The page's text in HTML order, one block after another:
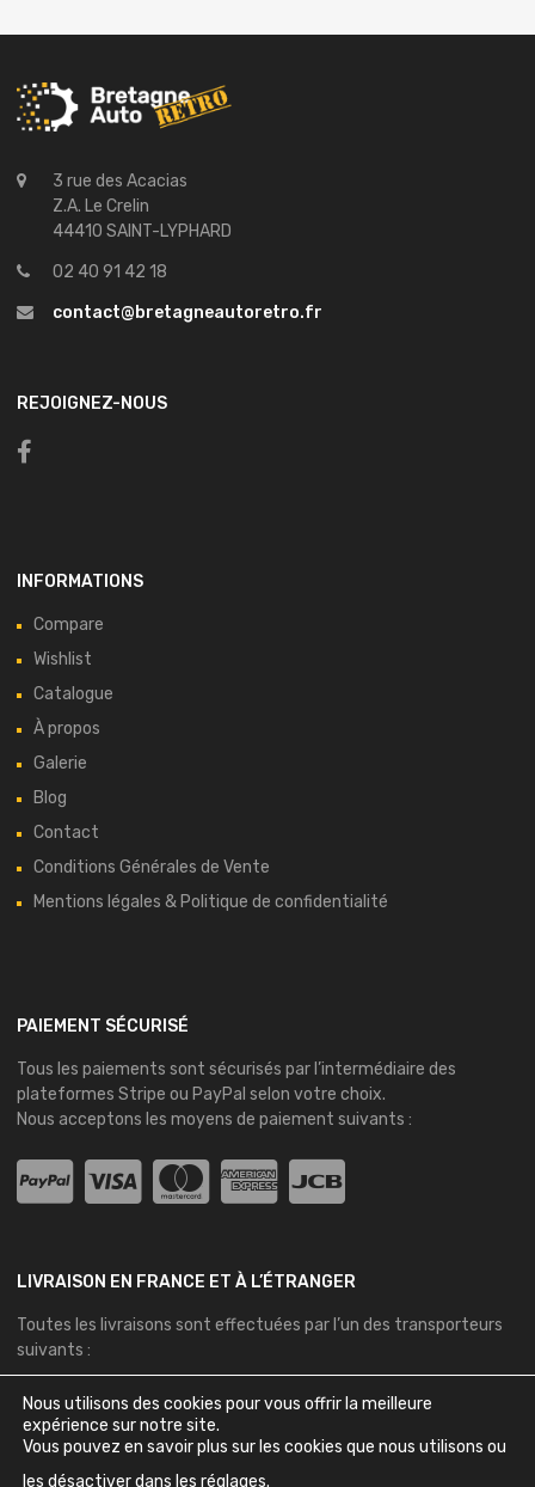
3 rue des Acacias
Z.A. Le Crelin
44410 SAINT-LYPHARD
02 40 91 42 18
contact@bretagneautoretro.fr
REJOIGNEZ-NOUS
INFORMATIONS
Compare
Wishlist
Catalogue
À propos
Galerie
Blog
Contact
Conditions Générales de Vente
Mentions légales & Politique de confidentialité
PAIEMENT SÉCURISÉ
Tous les paiements sont sécurisés par l’intermédiaire des
plateformes Stripe ou PayPal selon votre choix.
Nous acceptons les moyens de paiement suivants :
LIVRAISON EN FRANCE ET À L’ÉTRANGER
Toutes les livraisons sont effectuées par l’un des transporteurs
suivants :
Nous utilisons des cookies pour vous offrir la meilleure
expérience sur notre site.
Vous pouvez en savoir plus sur les cookies que nous utilisons ou
les désactiver dans les réglages.